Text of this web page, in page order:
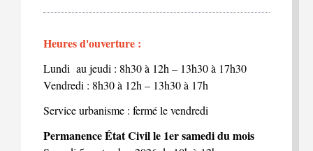
Heures d'ouverture :
Lundi au jeudi : 8h30 à 12h – 13h30 à 17h30
Vendredi : 8h30 à 12h – 13h30 à 17h
Service urbanisme : fermé le vendredi
Permanence État Civil le 1er samedi du mois